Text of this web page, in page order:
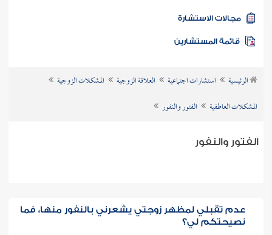
سؤالك
الاستشارة
الرئيسية استشارات اجتماعية العلاقة الزوجية
المشكلات الزوجية
المشكلات العاطفية
الفتور والنفور
الفتور والنفور
عدم تقبلي لمظهر زوجتي يشعرني بالنفور منها، فما
نصيحتكم لي؟